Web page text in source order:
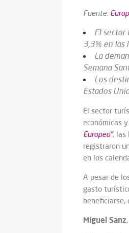
Fuente:
El sector
3,3% en las
La
Semana
Los
Estados
El sector
económicas
Europeo”, las
registraron
en los
A pesar de
gasto
beneficiarse,
Miguel Sanz